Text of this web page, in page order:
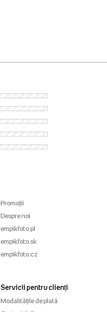
Promoții
Despre noi
empikfoto.pl
empikfoto.sk
empikfoto.cz
Servicii pentru clienți
Modalitățile de plată